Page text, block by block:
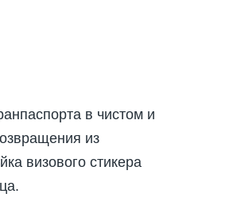
в чистом и
из
визового стикера